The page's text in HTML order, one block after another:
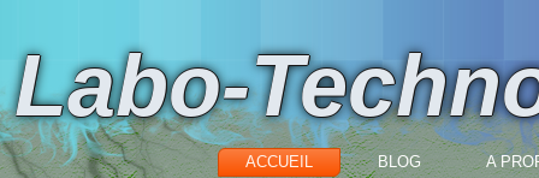
Labo-
ACCUEIL BLOG A